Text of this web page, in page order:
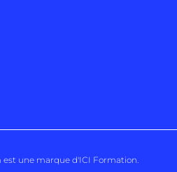
une marque d'ICI Formation.